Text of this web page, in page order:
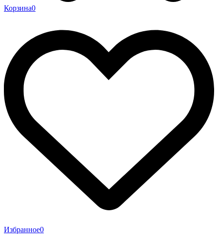
Корзина0
Избранное0